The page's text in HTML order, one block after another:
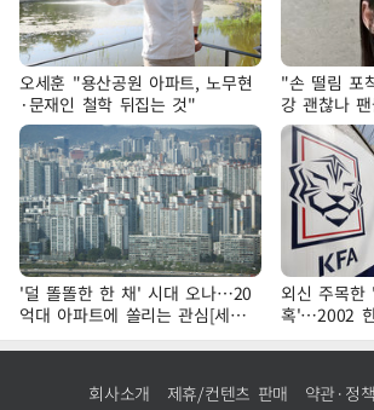
오세훈 "용산공원 아파트, 노무현
·문재인 철학 뒤집는 것"
"손 떨림 포
강 괜찮나
'덜 똘똘한 한 채' 시대 오나…20
억대 아파트에 쏠리는 관심[세제
개편, 그 이후②]
외신 주목한
혹'…2002
회사소개 제휴/컨텐츠 판매 약관·정책